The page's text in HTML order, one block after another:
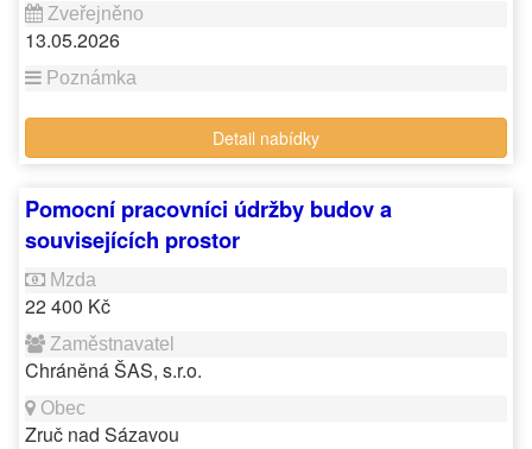
13.05.2026
Detail nabídky
Pomocní pracovníci údržby budov a
souvisejících prostor
22 400 Kč
Chráněná ŠAS, s.r.o.
Zruč nad Sázavou